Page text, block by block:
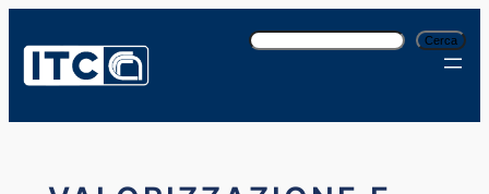
contenuto
C
Cerca